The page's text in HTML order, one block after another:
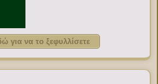
για να το ξεφυλλίσετε